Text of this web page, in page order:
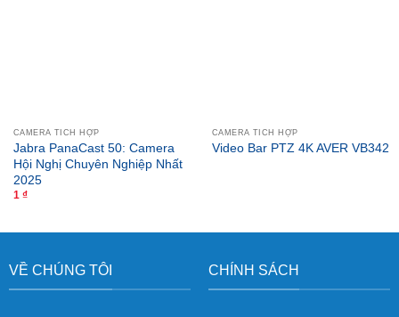
CAMERA TÍCH HỢP
Jabra PanaCast 50: Camera
Hội Nghị Chuyên Nghiệp Nhất
2025
1 ₫
CAMERA TÍCH HỢP
Video Bar PTZ 4K AVER VB342
VỀ CHÚNG TÔI CHÍNH SÁCH